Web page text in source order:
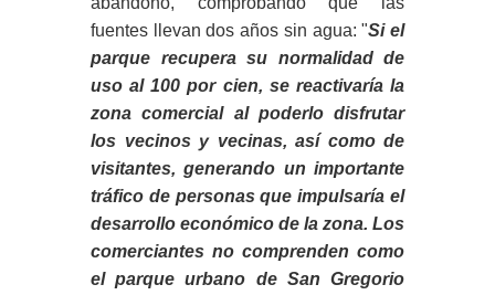
fuentes llevan dos años sin agua: "Si el
parque recupera su normalidad de
uso al 100 por cien, se reactivaría la
zona comercial al poderlo disfrutar
los vecinos y vecinas, así como de
visitantes, generando un importante
tráfico de personas que impulsaría el
desarrollo económico de la zona. Los
comerciantes no comprenden como
el parque urbano de San Gregorio